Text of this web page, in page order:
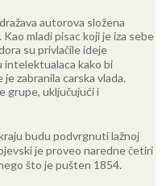
autorova složena
mladi pisac koji je iza sebe
su privlačile ideje
intelektualaca kako bi
zabranila carska vlada.
grupe, uključujući i
budu podvrgnuti lažnoj
je proveo naredne četiri
što je pušten 1854.